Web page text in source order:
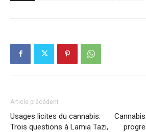
Article précédent
Usages licites du cannabis:
Trois questions à Lamia Tazi,